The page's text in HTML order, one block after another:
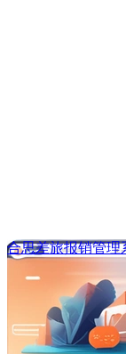
合思差旅报销管理